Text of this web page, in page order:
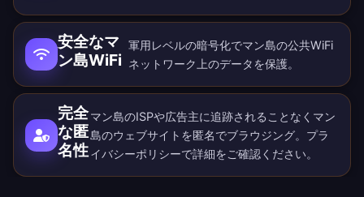
安全なマ
ン島WiFi
軍用レベルの暗号化でマン島の公共WiFi
ネットワーク上のデータを保護。
完全
な匿
名性
マン島のISPや広告主に追跡されることなくマン
島のウェブサイトを匿名でブラウジング。 プラ
イバシーポリシーで詳細をご確認ください。